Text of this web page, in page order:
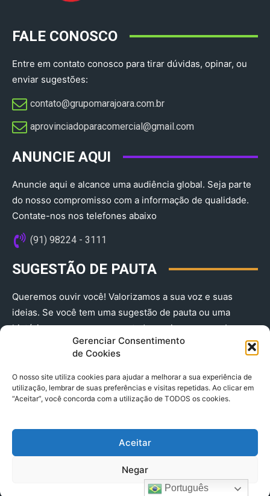
Gerenciar Consentimento
de Cookies
O nosso site utiliza cookies para ajudar a melhorar a sua experiência de
utilização, lembrar de suas preferências e visitas repetidas. Ao clicar em
“Aceitar”, você concorda com a utilização de TODOS os cookies.
Aceitar
Negar
FALE CONOSCO
Entre em contato conosco para tirar dúvidas, opinar, ou
enviar sugestões:
contato@grupomarajoara.com.br
aprovinciadoparacomercial@gmail.com​
ANUNCIE AQUI
Anuncie aqui e alcance uma audiência global. Seja parte
do nosso compromisso com a informação de qualidade.
Contate-nos nos telefones abaixo
(91) 98224 - 3111
SUGESTÃO DE PAUTA
Queremos ouvir você! Valorizamos a sua voz e suas
ideias. Se você tem uma sugestão de pauta ou uma
história que merece ser contada, envie-nos agora!
(91) 98224 - 3111
© 2025 A Província do Pará CNPJ: 04.901.141/0001-36 End .
Trav. Quintino Bocaiuva 2301, Ed. Rogério Fernandez – Sala
2701- Cremação – CEP 66045.315
Português